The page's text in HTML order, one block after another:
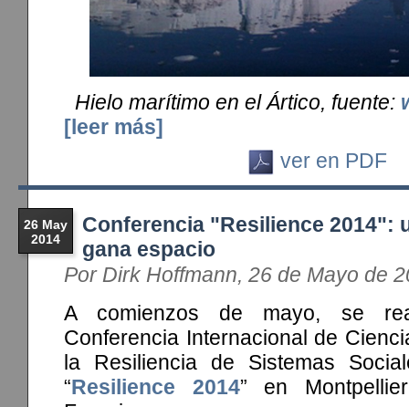
Hielo marítimo en el Ártico, fuente:
[leer más]
ver en PDF
26 May
2014
Conferencia "Resilience 2014":
gana espacio
Por Dirk Hoffmann, 26 de Mayo de
A comienzos de mayo, se
Conferencia Internacional de
la Resiliencia de Sistemas
“Resilience 2014” en